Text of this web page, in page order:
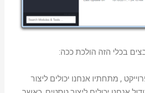
בכלי הזה הולכת ככה:
, מתחתיו אנחנו יכולים ליצור